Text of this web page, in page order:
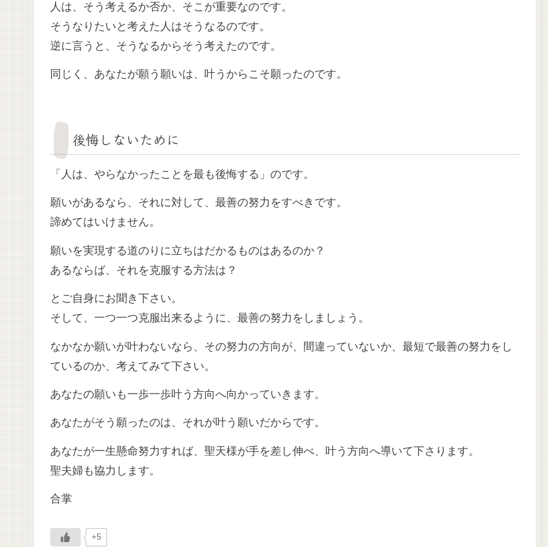
人は、そう考えるか否か、そこが重要なのです。
そうなりたいと考えた人はそうなるのです。
逆に言うと、そうなるからそう考えたのです。
同じく、あなたが願う願いは、叶うからこそ願ったのです。
後悔しないために
「人は、やらなかったことを最も後悔する」のです。
願いがあるなら、それに対して、最善の努力をすべきです。
諦めてはいけません。
願いを実現する道のりに立ちはだかるものはあるのか？
あるならば、それを克服する方法は？
とご自身にお聞き下さい。
そして、一つ一つ克服出来るように、最善の努力をしましょう。
なかなか願いが叶わないなら、その努力の方向が、間違っていないか、最短で最善の努力をし
ているのか、考えてみて下さい。
あなたの願いも一歩一歩叶う方向へ向かっていきます。
あなたがそう願ったのは、それが叶う願いだからです。
あなたが一生懸命努力すれば、聖天様が手を差し伸べ、叶う方向へ導いて下さります。
聖夫婦も協力します。
合掌
+5